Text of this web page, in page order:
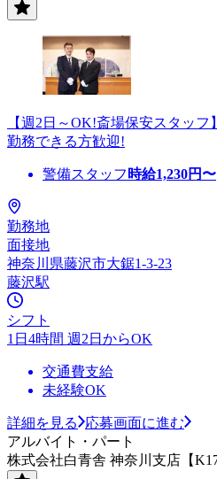
【週2日～OK!斎場保安スタッ
勤務できる方歓迎!
警備スタッフ 時給1,230円〜
勤務地
面接地
神奈川県藤沢市大鋸1-3-23
藤沢駅
シフト
1日4時間 週2日からOK
交通費支給
未経験OK
詳細を見る
応募画面に進む
アルバイト・パート
株式会社白青舎 神奈川支店【